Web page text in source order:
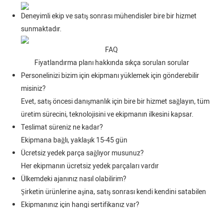
Deneyimli ekip ve satış sonrası mühendisler bire bir hizmet
sunmaktadır.
FAQ
Fiyatlandırma planı hakkında sıkça sorulan sorular
Personelinizi bizim için ekipmanı yüklemek için gönderebilir
misiniz?
Evet, satış öncesi danışmanlık için bire bir hizmet sağlayın, tüm
üretim sürecini, teknolojisini ve ekipmanın ilkesini kapsar.
Teslimat süreniz ne kadar?
Ekipmana bağlı, yaklaşık 15-45 gün
Ücretsiz yedek parça sağlıyor musunuz?
Her ekipmanın ücretsiz yedek parçaları vardır
Ülkemdeki ajanınız nasıl olabilirim?
Şirketin ürünlerine aşina, satış sonrası kendi kendini satabilen
Ekipmanınız için hangi sertifikanız var?